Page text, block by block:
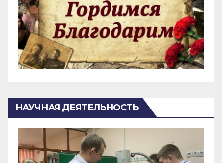
НАУЧНАЯ ДЕЯТЕЛЬНОСТЬ